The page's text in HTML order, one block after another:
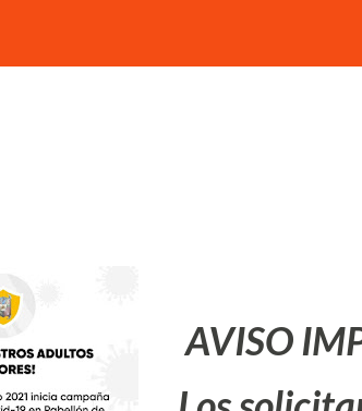
AVISO